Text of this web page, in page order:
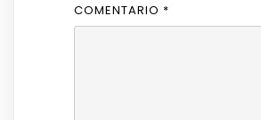
COMENTARIO *